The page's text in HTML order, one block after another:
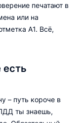
печатают в
или на
А1. Всё,
есть
– путь короче в
ты знаешь,